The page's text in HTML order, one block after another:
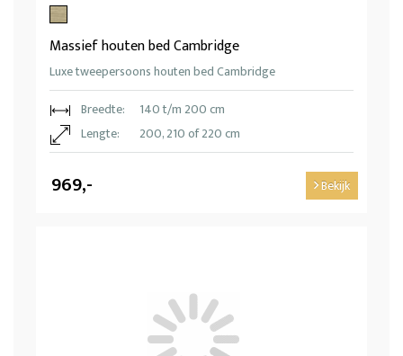
Massief houten bed Cambridge
Luxe tweepersoons houten bed Cambridge
Breedte:
140 t/m 200 cm
Lengte:
200, 210 of 220 cm
969,- Bekijk